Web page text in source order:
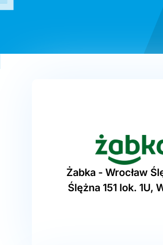
Żabka - Wrocław
Ślężna 151 lok. 1U,